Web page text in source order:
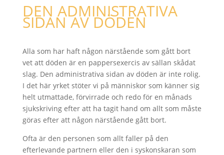
Domstolsprocessen bostadsjuridik
Fastighetsrätt – juridisk rådgivning
DEN ADMINISTRATIVA
SIDAN AV DÖDEN
Alla som har haft någon närstående som gått bort
vet att döden är en pappersexercis av sällan skådat
slag. Den administrativa sidan av döden är inte rolig.
I det här yrket stöter vi på människor som känner sig
helt utmattade, förvirrade och redo för en månads
sjukskriving efter att ha tagit hand om allt som måste
göras efter att någon närstående gått bort.
Ofta är den personen som allt faller på den
efterlevande partnern eller den i syskonskaran som